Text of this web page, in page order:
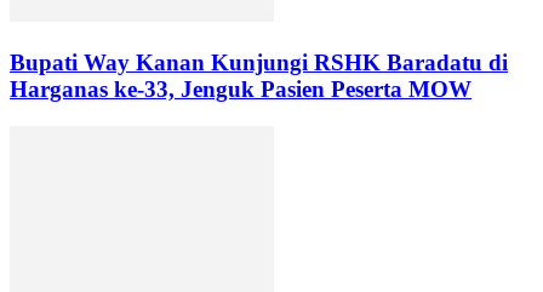
Bupati Way Kanan Kunjungi RSHK Baradatu di
Harganas ke-33, Jenguk Pasien Peserta MOW